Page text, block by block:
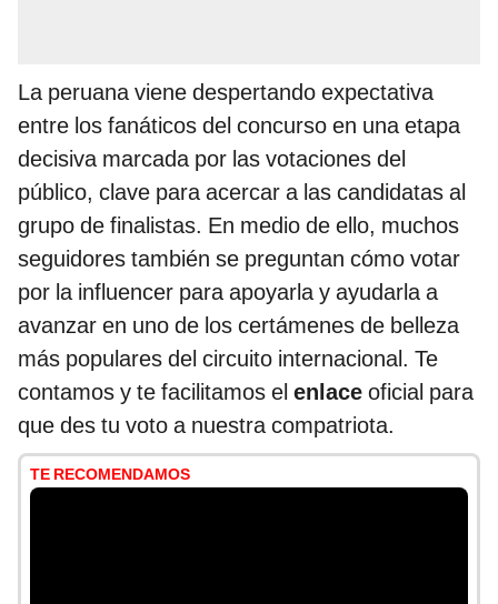
La peruana viene despertando expectativa
entre los fanáticos del concurso en una etapa
decisiva marcada por las votaciones del
público, clave para acercar a las candidatas al
grupo de finalistas. En medio de ello, muchos
seguidores también se preguntan cómo votar
por la influencer para apoyarla y ayudarla a
avanzar en uno de los certámenes de belleza
más populares del circuito internacional. Te
contamos y te facilitamos el enlace oficial para
que des tu voto a nuestra compatriota.
TE RECOMENDAMOS